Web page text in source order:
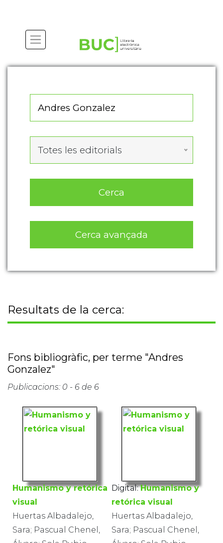
Totes les editorials
Cerca
Cerca avançada
Resultats de la cerca:
Fons bibliogràfic, per terme "Andres
Gonzalez"
Publicacions: 0 - 6 de 6
Humanismo y retórica
visual
Huertas Albadalejo,
Sara; Pascual Chenel,
Digital: Humanismo y
retórica visual
Huertas Albadalejo,
Sara; Pascual Chenel,